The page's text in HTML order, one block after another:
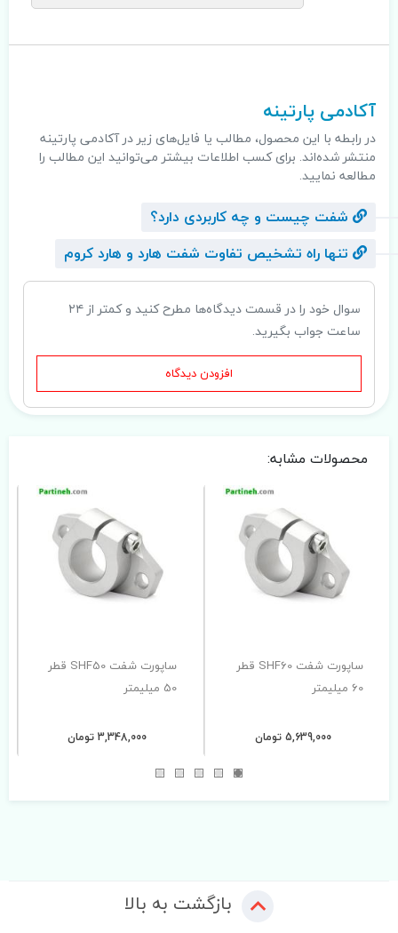
.
آکادمی پارتینه
در رابطه با این محصول، مطالب یا فایل‌های زیر در آکادمی پارتینه
منتشر شده‌اند. برای کسب اطلاعات بیشتر می‌توانید این مطالب را
مطالعه نمایید.
شفت چیست و چه کاربردی دارد؟
تنها راه تشخیص تفاوت شفت هارد و هارد کروم
سوال خود را در قسمت دیدگاه‌ها مطرح کنید و کمتر از ۲۴
ساعت جواب بگیرید.
افزودن دیدگاه
محصولات مشابه:
ساپورت شفت SHF60 قطر
60 میلیمتر
5,639,000 تومان
ساپورت شفت SHF50 قطر
50 میلیمتر
3,348,000 تومان
بازگشت به بالا